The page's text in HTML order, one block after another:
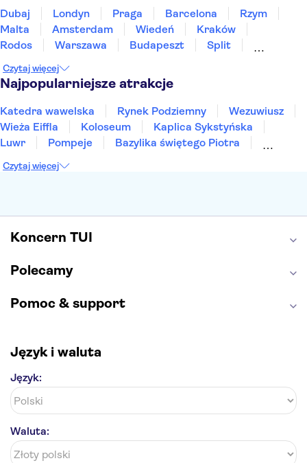
Dubaj Londyn Praga Barcelona
Rzym
Malta
Amsterdam Wiedeń
Kraków
Rodos
Warszawa Budapeszt
Split
Sopot
Gdynia Zakopane
Czytaj więcej
Najpopularniejsze atrakcje
Katedra wawelska Rynek Podziemny
Wezuwiusz
Wieża Eiffla
Koloseum
Kaplica Sykstyńska
Luwr
Pompeje
Bazylika świętego Piotra
Etna
Wawel
Czytaj więcej
Koncern TUI
Polecamy
Pomoc & support
Język i waluta
Język:
Waluta: